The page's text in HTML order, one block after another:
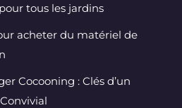
tous les jardins
acheter du matériel de
Cocooning : Clés d’un